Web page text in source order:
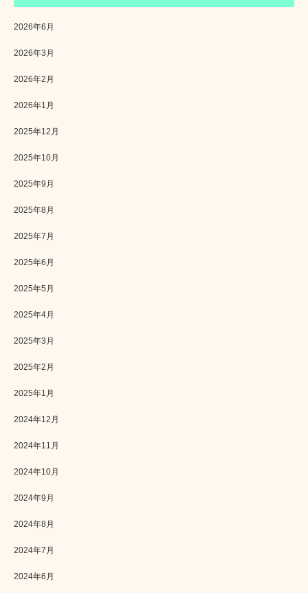
2026年6月
2026年3月
2026年2月
2026年1月
2025年12月
2025年10月
2025年9月
2025年8月
2025年7月
2025年6月
2025年5月
2025年4月
2025年3月
2025年2月
2025年1月
2024年12月
2024年11月
2024年10月
2024年9月
2024年8月
2024年7月
2024年6月